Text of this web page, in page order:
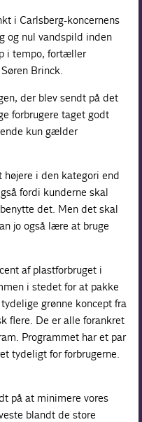
i Carlsberg-koncernens
og nul vandspild inden
i tempo, fortæller
Brinck.
der blev sendt på det
forbrugere taget godt
kun gælder
i den kategori end
fordi kunderne skal
det. Men det skal
jo også lære at bruge
af plastforbruget i
i stedet for at pakke
grønne koncept fra
flere. De er alle forankret
Programmet har et par
tydeligt for forbrugerne.
på at minimere vores
blandt de store